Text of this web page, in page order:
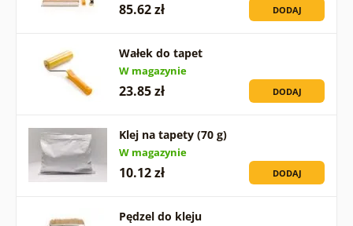
85.62 zł DODAJ
Wałek do tapet
W magazynie
23.85 zł DODAJ
Klej na tapety (70 g)
W magazynie
10.12 zł DODAJ
Pędzel do kleju